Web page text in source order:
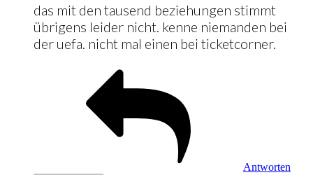
das mit den tausend beziehungen stimmt
übrigens leider nicht. kenne niemanden bei
der uefa. nicht mal einen bei ticketcorner.
Antworten